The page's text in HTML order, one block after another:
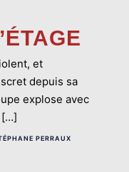
et
depuis sa
explose avec
[…]
PERRAUX